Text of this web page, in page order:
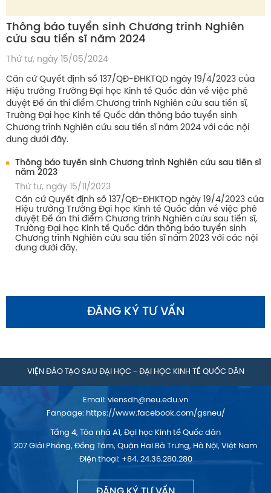
Thông báo tuyển sinh Chương trình Nghiên
cứu sau tiến sĩ năm 2024
Thứ tư, ngày 15/05/2024
Căn cứ Quyết định số 137/QĐ-ĐHKTQD ngày 19/4/2023 của
Hiệu trưởng Trường Đại học Kinh tế Quốc dân về việc phê
duyệt Đề án thí điểm Chương trình Nghiên cứu sau tiến sĩ,
Trường Đại học Kinh tế Quốc dân thông báo tuyển sinh
Chương trình Nghiên cứu sau tiến sĩ năm 2024 với các nội
dung dưới đây.
Thông báo tuyển sinh Chương trình Nghiên cứu sau tiến sĩ
năm 2023
Thứ tư, ngày 15/11/2023
Căn cứ Quyết định số 137/QĐ-ĐHKTQD ngày 19/4/2023 của
Hiệu trưởng Trường Đại học Kinh tế Quốc dân về việc phê
duyệt Đề án thí điểm Chương trình Nghiên cứu sau tiến sĩ,
Trường Đại học Kinh tế Quốc dân thông báo tuyển sinh
Chương trình Nghiên cứu sau tiến sĩ năm 2023 với các nội
dung dưới đây.
ĐĂNG KÝ TƯ VẤN
VIỆN ĐÀO TẠO SAU ĐẠI HỌC - ĐẠI HỌC KINH TẾ QUỐC DÂN
Email: viensdh@neu.edu.vn
Fanpage: https://www.facebook.com/gsneu/
Tầng 4, Tòa nhà A1, Đại học Kinh tế Quốc dân
207 Giải Phóng, Đồng Tâm, Quận Hai Bà Trưng, Hà Nội, Việt Nam
Điện thoại: +84. 24.36.280.280